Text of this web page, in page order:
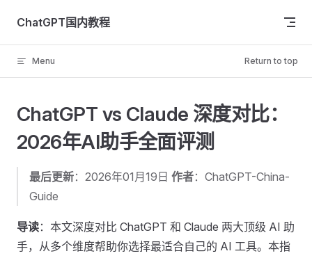
Skip to content
ChatGPT国内教程
Menu Return to top
ChatGPT vs Claude 深度对比：
2026年AI助手全面评测
最后更新：2026年01月19日 作者：ChatGPT-China-
Guide
导读：本文深度对比 ChatGPT 和 Claude 两大顶级 AI 助
手，从多个维度帮助你选择最适合自己的 AI 工具。本指